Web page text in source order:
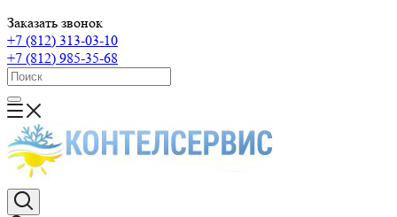
Заказать звонок
+7 (812) 313-03-10
+7 (812) 985-35-68